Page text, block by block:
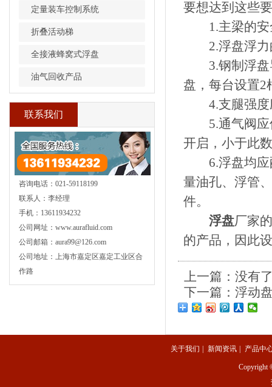
定量装车控制系统
折叠活动梯
全接液蜂窝式浮盘
油气回收产品
联系我们
咨询电话：021-59118199
联系人：李经理
手机：13611934232
公司网址：www.aurafluid.com
公司邮箱：aura99@126.com
公司地址：上海市嘉定区嘉定工业区合
作路
要想达到这些
1.主梁的安
2.浮盘浮力
3.钢制浮盘导
盘，每台设置2
4.支腿强度
5.通气阀应保
开启，小于此
6.浮盘均应配
量油孔、浮管
件。
浮盘厂家
的产品，因此
上一篇：没有
下一篇： 浮动
关于我们 新闻资讯 产品中
Copyright